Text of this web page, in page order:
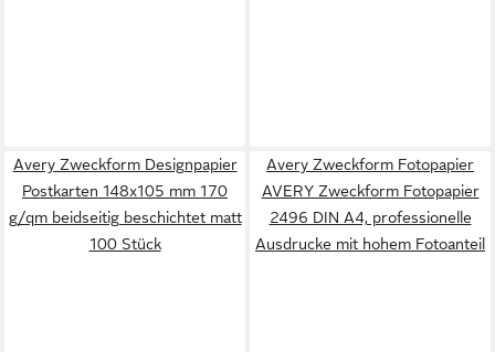
Avery Zweckform Designpapier
Postkarten 148x105 mm 170
g/qm beidseitig beschichtet matt
100 Stück
Avery Zweckform Fotopapier
AVERY Zweckform Fotopapier
2496 DIN A4, professionelle
Ausdrucke mit hohem Fotoanteil